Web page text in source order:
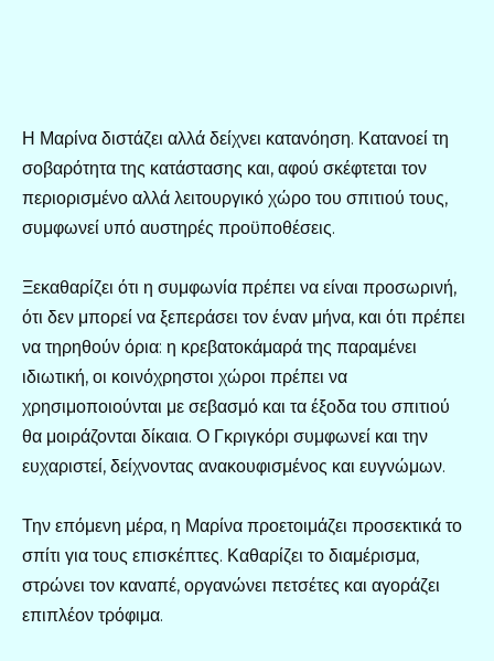
Η Μαρίνα διστάζει αλλά δείχνει κατανόηση. Κατανοεί τη
σοβαρότητα της κατάστασης και, αφού σκέφτεται τον
περιορισμένο αλλά λειτουργικό χώρο του σπιτιού τους,
συμφωνεί υπό αυστηρές προϋποθέσεις.
Ξεκαθαρίζει ότι η συμφωνία πρέπει να είναι προσωρινή,
ότι δεν μπορεί να ξεπεράσει τον έναν μήνα, και ότι πρέπει
να τηρηθούν όρια: η κρεβατοκάμαρά της παραμένει
ιδιωτική, οι κοινόχρηστοι χώροι πρέπει να
χρησιμοποιούνται με σεβασμό και τα έξοδα του σπιτιού
θα μοιράζονται δίκαια. Ο Γκριγκόρι συμφωνεί και την
ευχαριστεί, δείχνοντας ανακουφισμένος και ευγνώμων.
Την επόμενη μέρα, η Μαρίνα προετοιμάζει προσεκτικά το
σπίτι για τους επισκέπτες. Καθαρίζει το διαμέρισμα,
στρώνει τον καναπέ, οργανώνει πετσέτες και αγοράζει
επιπλέον τρόφιμα.